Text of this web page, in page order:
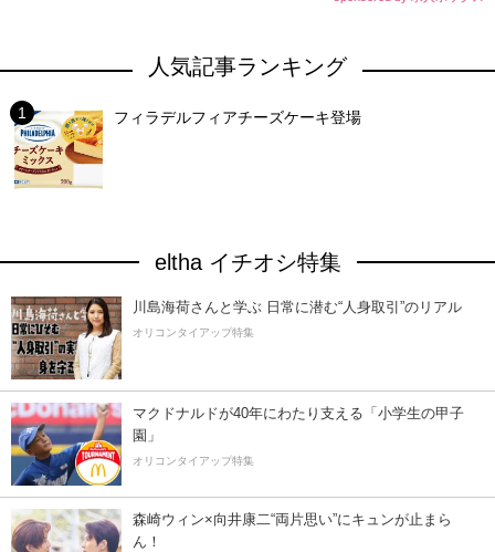
人気記事ランキング
フィラデルフィアチーズケーキ登場
eltha イチオシ特集
川島海荷さんと学ぶ 日常に潜む“人身取引”のリアル
オリコンタイアップ特集
マクドナルドが40年にわたり支える「小学生の甲子
園」
オリコンタイアップ特集
森崎ウィン×向井康二“両片思い”にキュンが止まら
ん！